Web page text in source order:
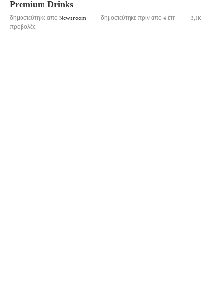
Premium Drinks
δημοσιεύτηκε από Newsroom δημοσιεύτηκε πριν από 4 έτη
3,1K
προβολές